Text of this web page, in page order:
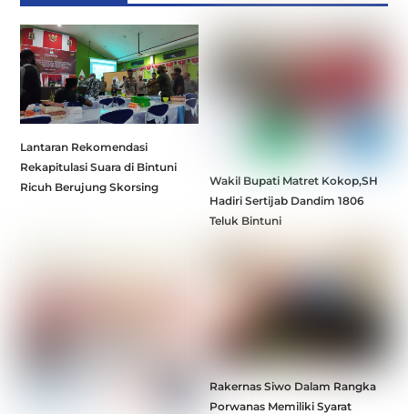
Lantaran Rekomendasi
Rekapitulasi Suara di Bintuni
Ricuh Berujung Skorsing
Wakil Bupati Matret Kokop,SH
Hadiri Sertijab Dandim 1806
Teluk Bintuni
Rakernas Siwo Dalam Rangka
Porwanas Memiliki Syarat